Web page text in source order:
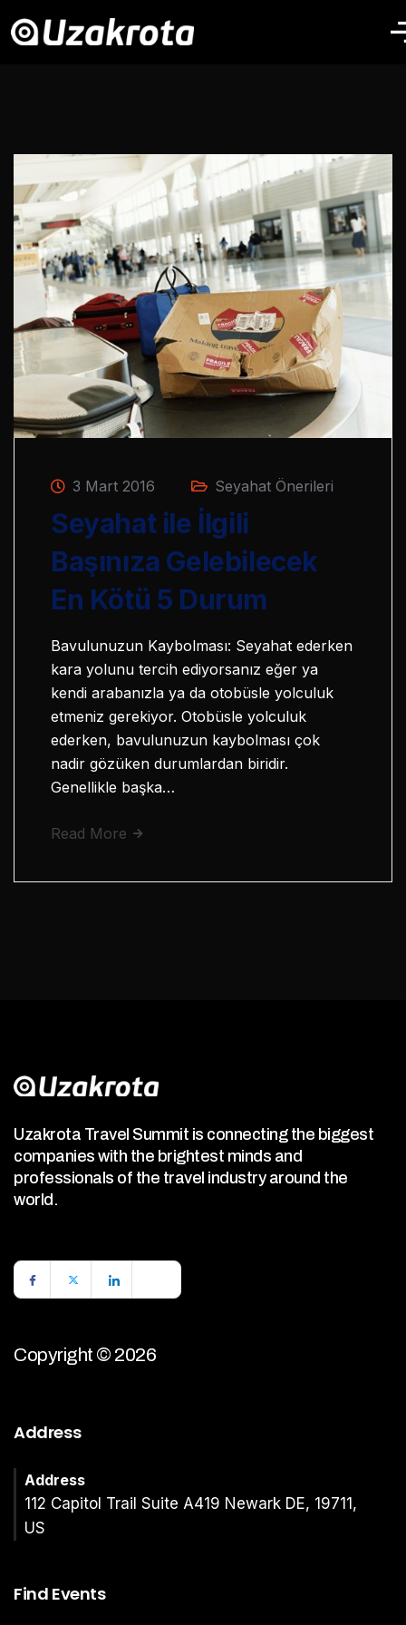
3 Mart 2016 Seyahat Önerileri
Seyahat ile İlgili
Başınıza Gelebilecek
En Kötü 5 Durum
Bavulunuzun Kaybolması: Seyahat ederken
kara yolunu tercih ediyorsanız eğer ya
kendi arabanızla ya da otobüsle yolculuk
etmeniz gerekiyor. Otobüsle yolculuk
ederken, bavulunuzun kaybolması çok
nadir gözüken durumlardan biridir.
Genellikle başka…
Read More
Uzakrota Travel Summit is connecting the biggest
companies with the brightest minds and
professionals of the travel industry around the
world.
Copyright © 2026
Address
Address
112 Capitol Trail Suite A419 Newark DE, 19711,
US
Find Events